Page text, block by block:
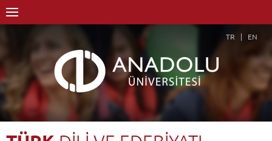
TR EN